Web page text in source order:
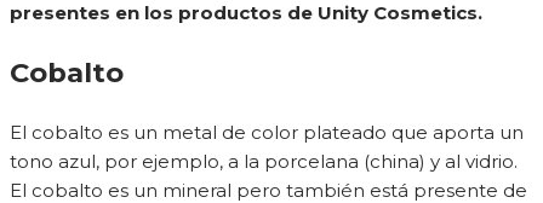
presentes en los productos de Unity Cosmetics.
Cobalto
El cobalto es un metal de color plateado que aporta un
tono azul, por ejemplo, a la porcelana (china) y al vidrio.
El cobalto es un mineral pero también está presente de